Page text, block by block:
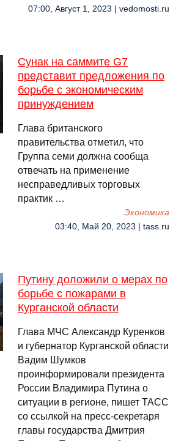
07:00, Август 1, 2023 | vedomosti.ru
Сунак на саммите G7
представит предложения по
борьбе с экономическим
принуждением
Глава британского
правительства отметил, что
Группа семи должна сообща
отвечать на применение
несправедливых торговых
практик …
Экономика
03:40, Май 20, 2023 | tass.ru
Путину доложили о мерах по
борьбе с пожарами в
Курганской области
Глава МЧС Александр Куренков
и губернатор Курганской области
Вадим Шумков
проинформировали президента
России Владимира Путина о
ситуации в регионе, пишет ТАСС
со ссылкой на пресс-секретаря
главы государства Дмитрия